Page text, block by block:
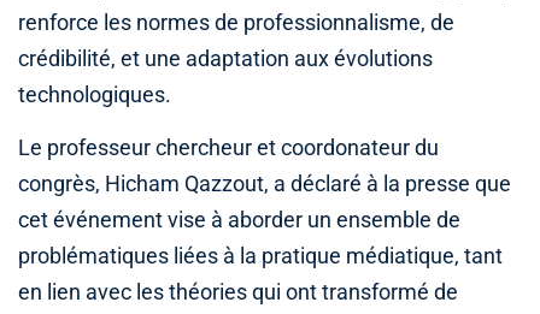
renforce les normes de professionnalisme, de
crédibilité, et une adaptation aux évolutions
technologiques.
Le professeur chercheur et coordonateur du
congrès, Hicham Qazzout, a déclaré à la presse que
cet événement vise à aborder un ensemble de
problématiques liées à la pratique médiatique, tant
en lien avec les théories qui ont transformé de